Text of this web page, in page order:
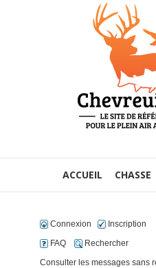
ACCUEIL CHASSE
Connexion
Inscription
FAQ
Rechercher
Consulter les messages sans